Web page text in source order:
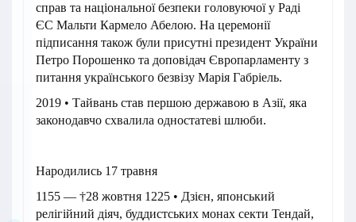
справ та національної безпеки головуючої у Раді
ЄС Мальти Кармело Абелою. На церемонії
підписання також були присутні президент України
Петро Порошенко та доповідач Європарламенту з
питання українського безвізу Марія Габріель.
2019 • Тайвань став першою державою в Азії, яка
законодавчо схвалила одностатеві шлюби.
Народились 17 травня
1155 — †28 жовтня 1225 • Дзієн, японський
релігійний діяч, буддистських монах секти Тендай,